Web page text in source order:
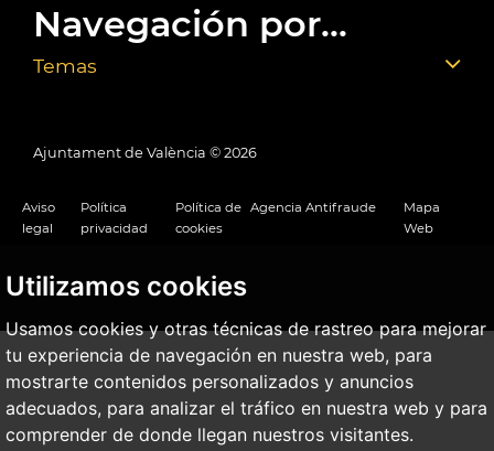
Utilizamos cookies
Usamos cookies y otras técnicas de rastreo para mejorar
tu experiencia de navegación en nuestra web, para
mostrarte contenidos personalizados y anuncios
adecuados, para analizar el tráfico en nuestra web y para
comprender de donde llegan nuestros visitantes.
Navegación por...
Temas
Ajuntament de València © 2026
Aviso
legal
Política
privacidad
Política de
cookies
Agencia Antifraude
Mapa
Web